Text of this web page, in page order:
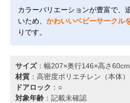
カラーバリエーションが豊富で、
いため、 かわいいベビーサークル
りです。
サイズ：幅207×奥行146×高さ60cm
材質 ：高密度ポリエチレン（本体
ドアロック ：○
対象年齢 ：記載未確認